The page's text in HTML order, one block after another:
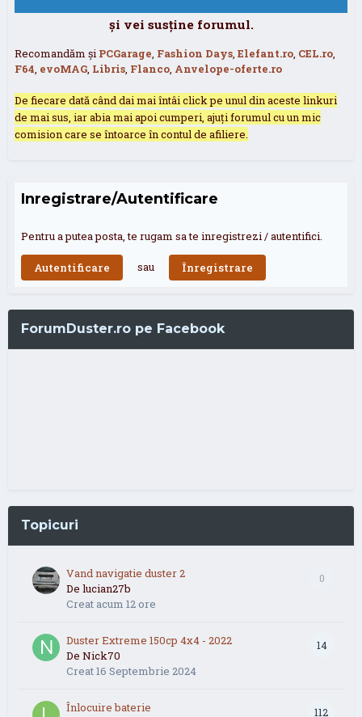
și vei susține forumul.
Recomandăm și PCGarage, Fashion Days, Elefant.ro, CEL.ro,
F64, evoMAG, Libris, Flanco, Anvelope-oferte.ro
De fiecare dată când dai mai întâi click pe unul din aceste linkuri
de mai sus, iar abia mai apoi cumperi, ajuți forumul cu un mic
comision care se întoarce în contul de afiliere.
Inregistrare/Autentificare
Pentru a putea posta, te rugam sa te inregistrezi / autentifici.
Autentificare sau Înregistrare
ForumDuster.ro pe Facebook
Topicuri
0
Vand navigatie duster 2
De lucian27b
Creat acum 12 ore
14
Duster Extreme 150cp 4x4 - 2022
De Nick70
Creat16 Septembrie 2024
112
Înlocuire baterie